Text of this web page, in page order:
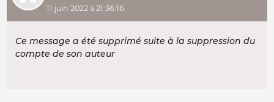
11 juin 2022 à 21:36:16
Ce message a été supprimé suite à la suppression du
compte de son auteur